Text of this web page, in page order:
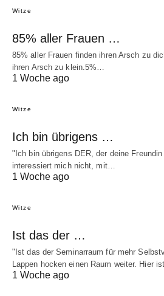
Witze
85% aller Frauen …
85% aller Frauen finden ihren Arsch zu
ihren Arsch zu klein.5%…
1 Woche ago
Witze
Ich bin übrigens …
"Ich bin übrigens DER, der deine
interessiert mich nicht, mit…
1 Woche ago
Witze
Ist das der …
"Ist das der Seminarraum für mehr
Lappen hocken einen Raum weiter. Hier
1 Woche ago